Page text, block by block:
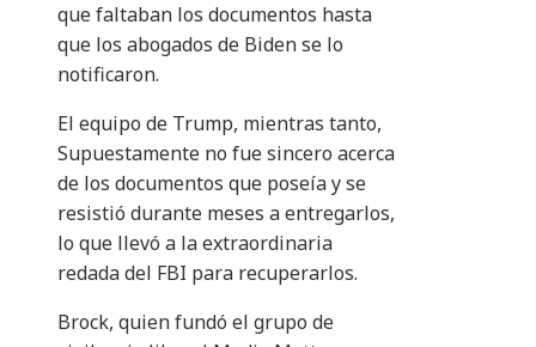
que faltaban los documentos hasta
que los abogados de Biden se lo
notificaron.
El equipo de Trump, mientras tanto,
Supuestamente no fue sincero acerca
de los documentos que poseía y se
resistió durante meses a entregarlos,
lo que llevó a la extraordinaria
redada del FBI para recuperarlos.
Brock, quien fundó el grupo de